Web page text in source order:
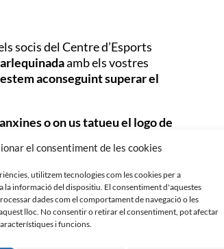
el consentiment de les cookies
utilitzem tecnologies com les cookies per a
la informació del dispositiu. El consentiment d'aquestes
dades com el comportament de navegació o les
lloc. No consentir o retirar el consentiment, pot afectar
i funcions.
socis del Centre d’Esports
amb els vostres
aconseguint superar el
o on us tatueu el logo de
soci amb el
equip,unasamarreta oficial
Malapell arlequinada per a
aconseguir els tatuatges oficials a
gratuïta.